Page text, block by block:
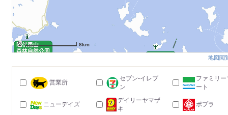
8km
地図閲
営業所
セブン-イレブ
ン
ファミリー
ート
ニューデイズ
デイリーヤマザ
キ
ポプラ